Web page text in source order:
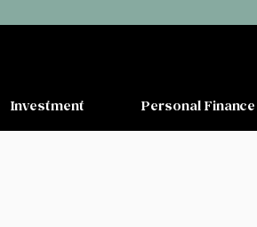
Investment Personal Finance